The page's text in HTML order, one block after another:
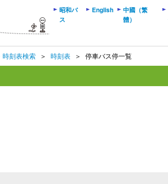
時刻表検索 ＞ 時刻表 ＞ 停車バス停一覧
昭和バ
ス
English
中國（繁
體）